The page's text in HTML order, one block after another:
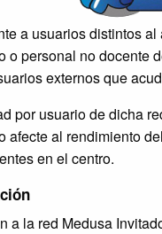
a usuarios distintos al
o personal no docente
externos que
por usuario de dicha
afecte al rendimiento
en el centro.
a la red Medusa